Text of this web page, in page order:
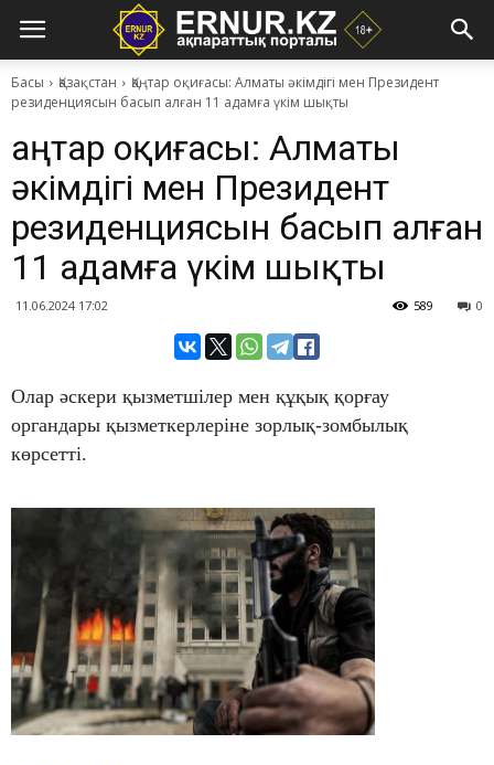
Басы Қазақстан
Қаңтар оқиғасы: Алматы әкімдігі мен Президент
резиденциясын басып алған 11 адамға үкім шықты
Қаңтар оқиғасы: Алматы
әкімдігі мен Президент
резиденциясын басып алған
11 адамға үкім шықты
11.06.2024 17:02 0
589
Олар әскери қызметшілер мен құқық қорғау
органдары қызметкерлеріне зорлық-зомбылық
көрсетті.